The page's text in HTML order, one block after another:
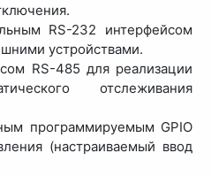
RS-232 интерфейсом
устройствами.
RS-485 для реализации
отслеживания
программируемым GPIO
(настраиваемый ввод